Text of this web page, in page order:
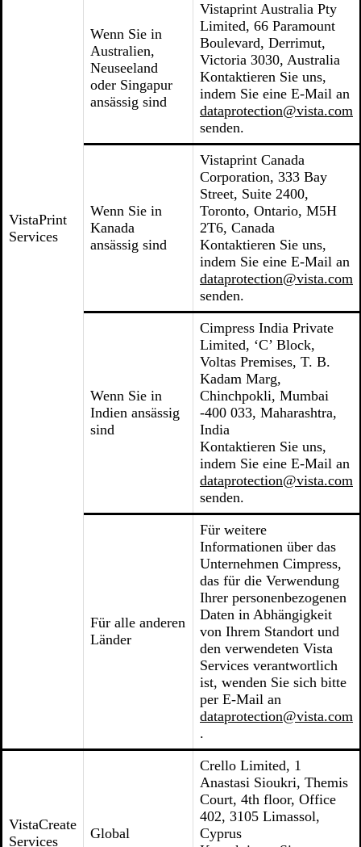
VistaPrint
Services
Wenn Sie in
Australien,
Neuseeland
oder Singapur
ansässig sind
Vistaprint Australia Pty
Limited, 66 Paramount
Boulevard, Derrimut,
Victoria 3030, Australia
Kontaktieren Sie uns,
indem Sie eine E-Mail an
dataprotection@vista.com
senden.
Wenn Sie in
Kanada
ansässig sind
Vistaprint Canada
Corporation, 333 Bay
Street, Suite 2400,
Toronto, Ontario, M5H
2T6, Canada
Kontaktieren Sie uns,
indem Sie eine E-Mail an
dataprotection@vista.com
senden.
Wenn Sie in
Indien ansässig
sind
Cimpress India Private
Limited, ‘C’ Block,
Voltas Premises, T. B.
Kadam Marg,
Chinchpokli, Mumbai
-400 033, Maharashtra,
India
Kontaktieren Sie uns,
indem Sie eine E-Mail an
dataprotection@vista.com
senden.
Für alle anderen
Länder
Für weitere
Informationen über das
Unternehmen Cimpress,
das für die Verwendung
Ihrer personenbezogenen
Daten in Abhängigkeit
von Ihrem Standort und
den verwendeten Vista
Services verantwortlich
ist, wenden Sie sich bitte
per E-Mail an
dataprotection@vista.com
.
VistaCreate
Services
Global
Crello Limited, 1
Anastasi Sioukri, Themis
Court, 4th floor, Office
402, 3105 Limassol,
Cyprus